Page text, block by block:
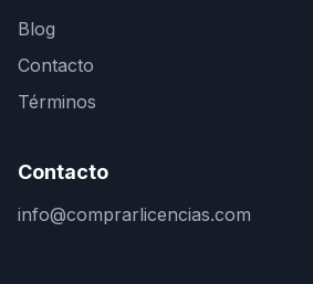
Blog
Contacto
Términos
Contacto
info@comprarlicencias.com